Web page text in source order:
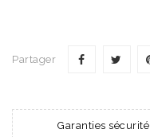
Partager
Garanties sécurité